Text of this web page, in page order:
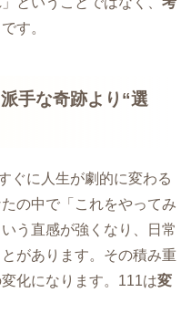
す。
手な奇跡より“選
ぐに人生が劇的に変わる
の中で「これをやってみ
う直感が強くなり、日常
があります。その積み重
化になります。111は変